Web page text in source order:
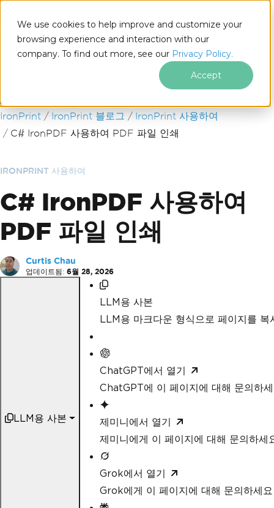
We use cookies to help improve and customize your
browsing experience and interaction with our
company. To find out more, see our Privacy Policy.
Accept
푸터 콘텐츠로 바로가기
IronPrint IronPrint 블로그
IronPrint 사용하여
C# IronPDF 사용하여 PDF 파일 인쇄
IRONPRINT 사용하여
C# IronPDF 사용하여
PDF 파일 인쇄
Curtis Chau
업데이트됨: 6월 28, 2026
LLM용 사본
LLM용 사본
LLM용 마크다운 형식으로 페이지를 복
ChatGPT에서 열기
ChatGPT에 이 페이지에 대해 문의하
제미니에서 열기
제미니에게 이 페이지에 대해 문의하세
Grok에서 열기
Grok에게 이 페이지에 대해 문의하세요